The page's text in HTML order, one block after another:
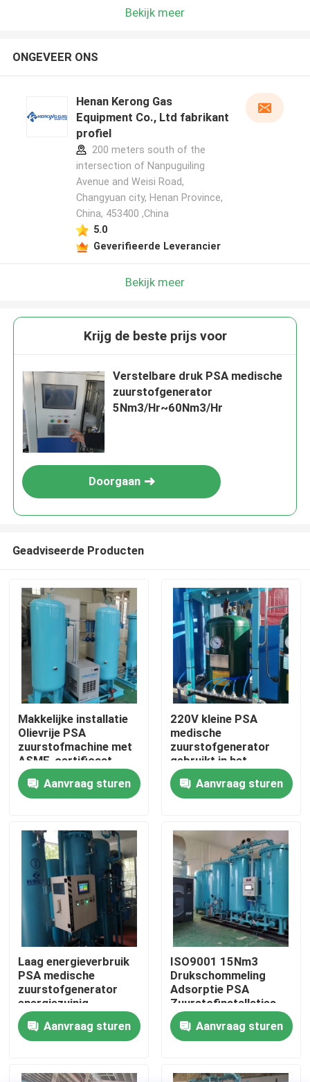
Producten
Over ons
Kwaliteitscontrole
Neem contact met ons op
Nieuws
Vraag een offerte
PSA stikstofgasgeneratoren
De Generator van de hoge Zuiverheidsstikstof
Bekijk meer
ONGEVEER ONS
Henan Kerong Gas
Equipment Co., Ltd fabrikant
profiel
200 meters south of the
intersection of Nanpuguiling
Avenue and Weisi Road,
Changyuan city, Henan Province,
China, 453400 ,China
5.0
Geverifieerde Leverancier
Bekijk meer
Krijg de beste prijs voor
Verstelbare druk PSA medische
zuurstofgenerator
5Nm3/Hr~60Nm3/Hr
Doorgaan
Geadviseerde Producten
Makkelijke installatie
Olievrije PSA
zuurstofmachine met
ASME-certificaat
Aanvraag sturen
220V kleine PSA
medische
zuurstofgenerator
gebruikt in het
ziekenhuis 60Nm3/Hr
Aanvraag sturen
Laag energieverbruik
PSA medische
zuurstofgenerator
energiezuinig
Aanvraag sturen
ISO9001 15Nm3
Drukschommeling
Adsorptie PSA
Zuurstofinstallaties
Lage onderhoud
Aanvraag sturen